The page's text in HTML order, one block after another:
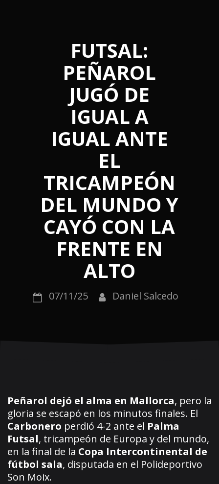
FUTSAL:
PEÑAROL
JUGÓ DE
IGUAL A
IGUAL ANTE
EL
TRICAMPEÓN
DEL MUNDO Y
CAYÓ CON LA
FRENTE EN
ALTO
07/11/25 Daniel Salcedo
Peñarol dejó el alma en Mallorca, pero la
gloria se escapó en los minutos finales. El
Carbonero perdió 4-2 ante el Palma
Futsal, tricampeón de Europa y del mundo,
en la final de la Copa Intercontinental de
fútbol sala, disputada en el Polideportivo
Son Moix.